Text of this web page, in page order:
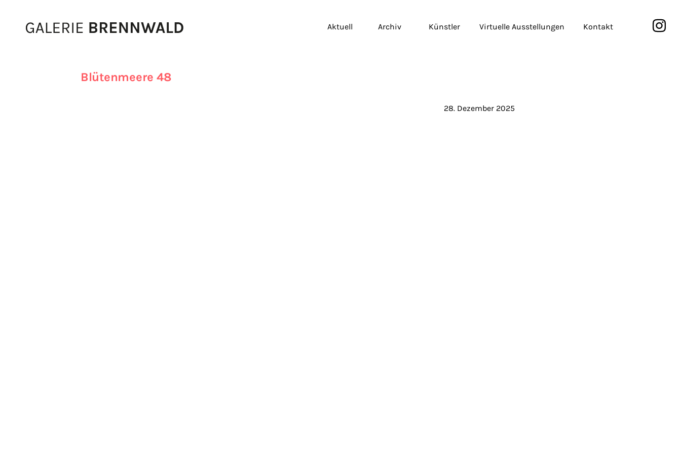
Aktuell Archiv Künstler Virtuelle Ausstellungen Kontakt
Blütenmeere 48
28. Dezember 2025